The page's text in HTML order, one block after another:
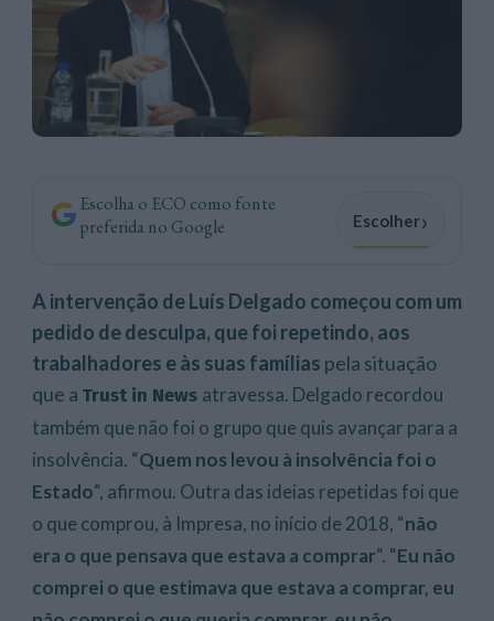
Escolha o ECO como fonte
preferida no Google
Escolher›
A intervenção de Luís Delgado começou com um
pedido de desculpa, que foi repetindo, aos
trabalhadores e às suas famílias pela situação
que a Trustin News atravessa. Delgado recordou
também que não foi o grupo que quis avançar para a
insolvência. “Quem nos levou à insolvência foi o
Estado“, afirmou. Outra das ideias repetidas foi que
o que comprou, à Impresa, no início de 2018, “não
era o que pensava que estava a comprar“. “Eu não
comprei o que estimava que estava a comprar, eu